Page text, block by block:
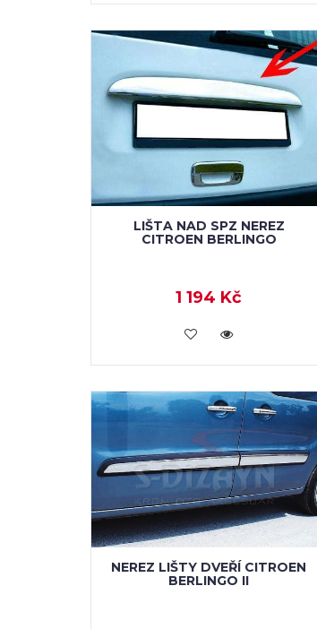
LIŠTA NAD SPZ NEREZ
CITROEN BERLINGO
1 194 Kč
KOUPIT
NEREZ LIŠTY DVEŘÍ CITROEN
BERLINGO II